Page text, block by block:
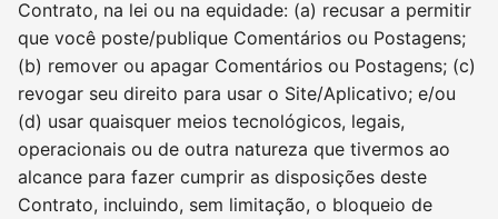
Contrato, na lei ou na equidade: (a) recusar a permitir
que você poste/publique Comentários ou Postagens;
(b) remover ou apagar Comentários ou Postagens; (c)
revogar seu direito para usar o Site/Aplicativo; e/ou
(d) usar quaisquer meios tecnológicos, legais,
operacionais ou de outra natureza que tivermos ao
alcance para fazer cumprir as disposições deste
Contrato, incluindo, sem limitação, o bloqueio de